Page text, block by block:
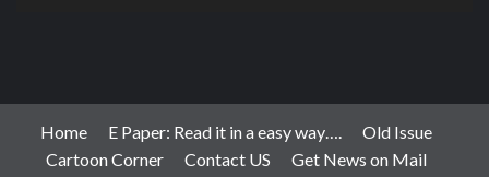
Home E Paper: Read it in a easy way….
Old Issue
Cartoon Corner
Contact US
Get News on Mail